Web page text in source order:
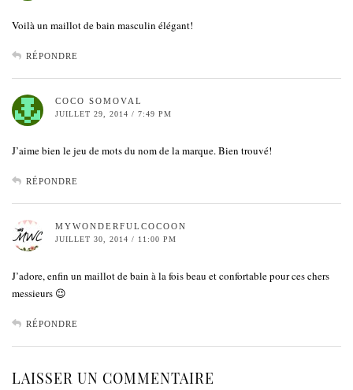
Voilà un maillot de bain masculin élégant!
RÉPONDRE
COCO SOMOVAL
JUILLET 29, 2014 / 7:49 PM
J’aime bien le jeu de mots du nom de la marque. Bien trouvé!
RÉPONDRE
MYWONDERFULCOCOON
JUILLET 30, 2014 / 11:00 PM
J’adore, enfin un maillot de bain à la fois beau et confortable pour ces chers
messieurs 😉
RÉPONDRE
LAISSER UN COMMENTAIRE